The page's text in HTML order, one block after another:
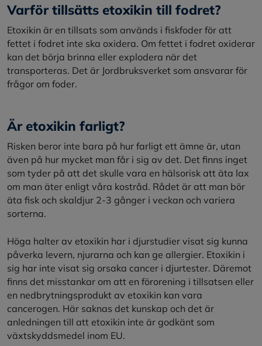
Varför tillsätts etoxikin till fodret?
Etoxikin är en tillsats som används i fiskfoder för att
fettet i fodret inte ska oxidera. Om fettet i fodret oxiderar
kan det börja brinna eller explodera när det
transporteras. Det är Jordbruksverket som ansvarar för
frågor om foder.
Är etoxikin farligt?
Risken beror inte bara på hur farligt ett ämne är, utan
även på hur mycket man får i sig av det. Det finns inget
som tyder på att det skulle vara en hälsorisk att äta lax
om man äter enligt våra kostråd. Rådet är att man bör
äta fisk och skaldjur 2-3 gånger i veckan och variera
sorterna.
Höga halter av etoxikin har i djurstudier visat sig kunna
påverka levern, njurarna och kan ge allergier. Etoxikin i
sig har inte visat sig orsaka cancer i djurtester. Däremot
finns det misstankar om att en förorening i tillsatsen eller
en nedbrytningsprodukt av etoxikin kan vara
cancerogen. Här saknas det kunskap och det är
anledningen till att etoxikin inte är godkänt som
växtskyddsmedel inom EU.